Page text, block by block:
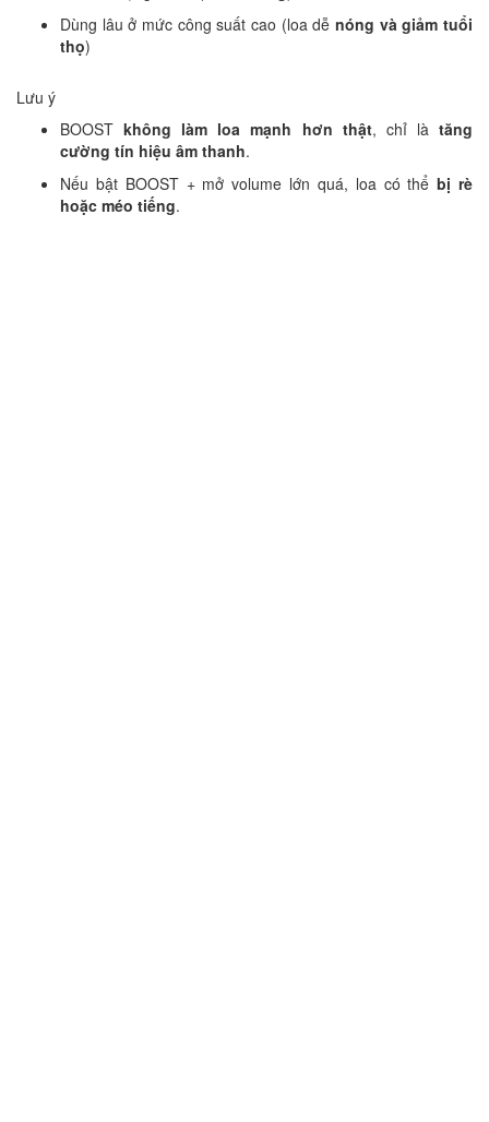
Dùng lâu ở mức công suất cao (loa dễ nóng và giảm tuổi
thọ)
Lưu ý
BOOSTkhông làm loa mạnh hơn thật, chỉ làtăng
cường tín hiệu âm thanh.
Nếu bật BOOST + mở volume lớn quá, loa có thểbị rè
hoặc méo tiếng.